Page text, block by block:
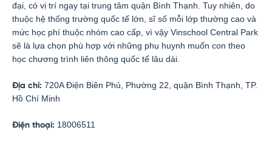
đại, có vị trí ngay tại trung tâm quận Bình Thạnh. Tuy nhiên, do
thuộc hệ thống trường quốc tế lớn, sĩ số mỗi lớp thường cao và
mức học phí thuộc nhóm cao cấp, vì vậy Vinschool Central Park
sẽ là lựa chọn phù hợp với những phụ huynh muốn con theo
học chương trình liên thông quốc tế lâu dài.
Địa chỉ: 720A Điện Biên Phủ, Phường 22, quận Bình Thạnh, TP.
Hồ Chí Minh
Điện thoại: 18006511